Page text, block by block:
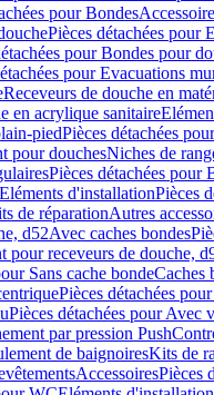
pour Bondes
Pièces détachées pour
pour Bondes pour
pour Evacuations
Receveurs de douche en
en acrylique sanitaire
piedPièces détachées
pour douchesNiches de
Pièces détachées pour
Eléments d'installationPièces
de réparationAutres
d52Avec caches bondes
pour receveurs de douche,
Sans cache bondeCaches
Pièces détachées
Pièces détachées pour Avec
par pression
de baignoiresKits de
AccessoiresPièces